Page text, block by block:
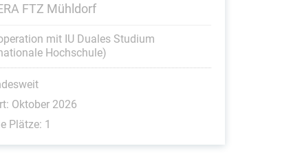
FTZ Mühldorf
mit IU Duales Studium
Hochschule)
Oktober 2026
Plätze: 1